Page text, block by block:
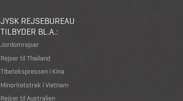
JYSK REJSEBUREAU
TILBYDER BL.A.:
Jordomrejser
Rejser til Thailand
Tibetekspressen i Kina
Minoritetstrek i Vietnam
Rejser til Australien